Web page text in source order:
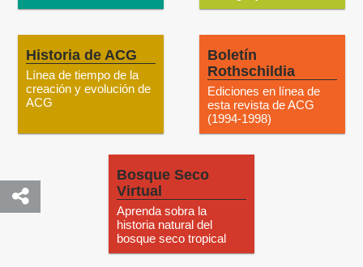
Historia de ACG
Línea de tiempo de la
creación y evolución de
ACG
Boletín
Rothschildia
Ediciones en línea de
esta revista de ACG
(1994-1998)
Bosque Seco
Virtual
Aprenda sobra la
historia natural del
bosque seco tropical